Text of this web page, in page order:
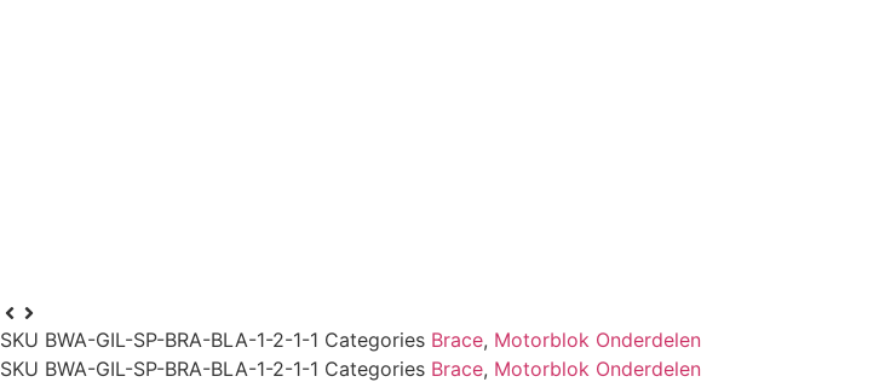
SKU BWA-GIL-SP-BRA-BLA-1-2-1-1 Categories Brace, Motorblok Onderdelen
SKU BWA-GIL-SP-BRA-BLA-1-2-1-1 Categories Brace, Motorblok Onderdelen